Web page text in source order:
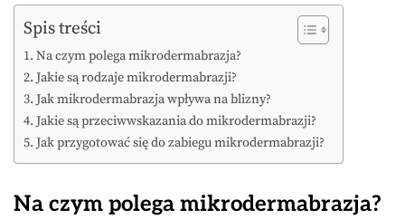
Spis treści
Na czym polega mikrodermabrazja?
Jakie są rodzaje mikrodermabrazji?
Jak mikrodermabrazja wpływa na blizny?
Jakie są przeciwwskazania do mikrodermabrazji?
Jak przygotować się do zabiegu mikrodermabrazji?
Na czym polega mikrodermabrazja?